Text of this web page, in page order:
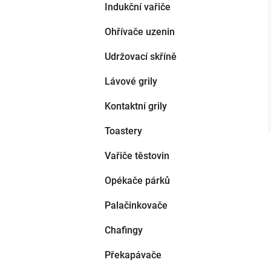
Indukční vařiče
Ohřívače uzenin
Udržovací skříně
Lávové grily
Kontaktní grily
Toastery
Vařiče těstovin
Opékače párků
Palačinkovače
Chafingy
Překapávače